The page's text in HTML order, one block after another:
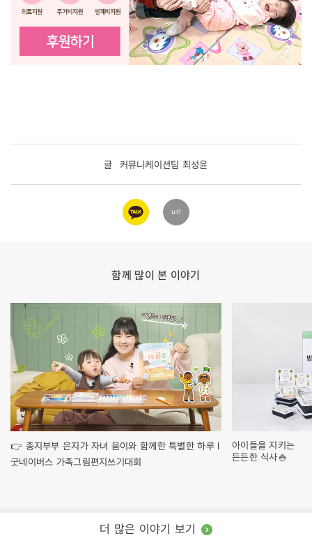
글 커뮤니케이션팀 최성윤
카카오
링크
url
함께 많이 본 이야기
👉 종지부부 은지가 자녀 움이와 함께한 특별한 하루 l
굿네이버스 가족그림편지쓰기대회
아이들을 지키는
든든한 식사🍚
더 많은 이야기 보기